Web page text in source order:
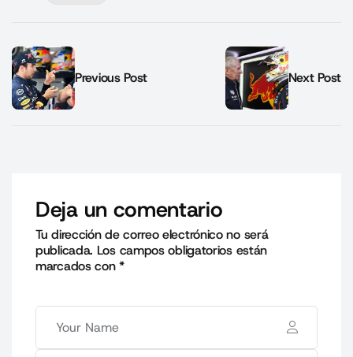
Previous Post Next Post
Deja un comentario
Tu dirección de correo electrónico no será
publicada. Los campos obligatorios están
marcados con*